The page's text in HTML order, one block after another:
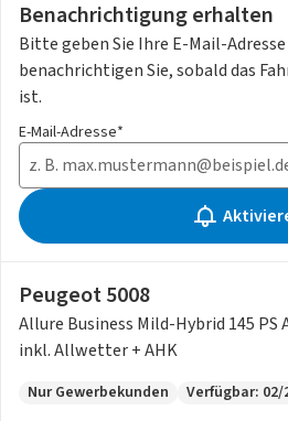
Benachrichtigung erhalten
Bitte geben Sie Ihre E-Mail-
benachrichtigen Sie, sobald das
ist.
E-Mail-Adresse*
Peugeot 5008
Allure Business Mild-Hybrid 145
inkl. Allwetter + AHK
Nur Gewerbekunden Verfügbar: 02/